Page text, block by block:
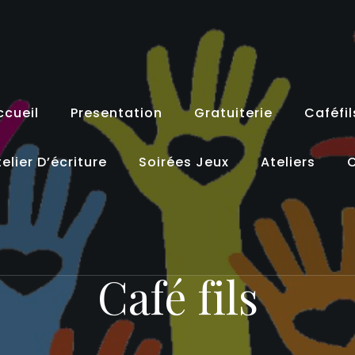
Presentation Gratuiterie
D’écriture Soirées Jeux Ateliers
Café fils